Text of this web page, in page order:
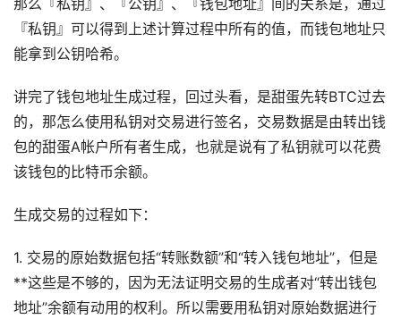
那么『私钥』、『公钥』、『钱包地址』间的关系是，通过
『私钥』可以得到上述计算过程中所有的值，而钱包地址只
能拿到公钥哈希。
讲完了钱包地址生成过程，回过头看，是甜蛋先转BTC过去
的，那怎么使用私钥对交易进行签名，交易数据是由转出钱
包的甜蛋A帐户所有者生成，也就是说有了私钥就可以花费
该钱包的比特币余额。
生成交易的过程如下：
1. 交易的原始数据包括“转账数额”和“转入钱包地址”，但是
**这些是不够的，因为无法证明交易的生成者对“转出钱包
地址”余额有动用的权利。所以需要用私钥对原始数据进行